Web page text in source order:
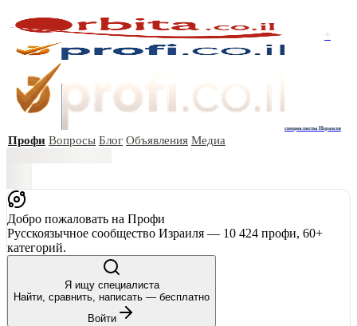
+
специалисты Израиля
Профи Вопросы Блог Объявления Медиа
Добро пожаловать на Профи
Русскоязычное сообщество Израиля — 10 424 профи, 60+
категорий.
Я ищу специалиста
Найти, сравнить, написать — бесплатно
Войти